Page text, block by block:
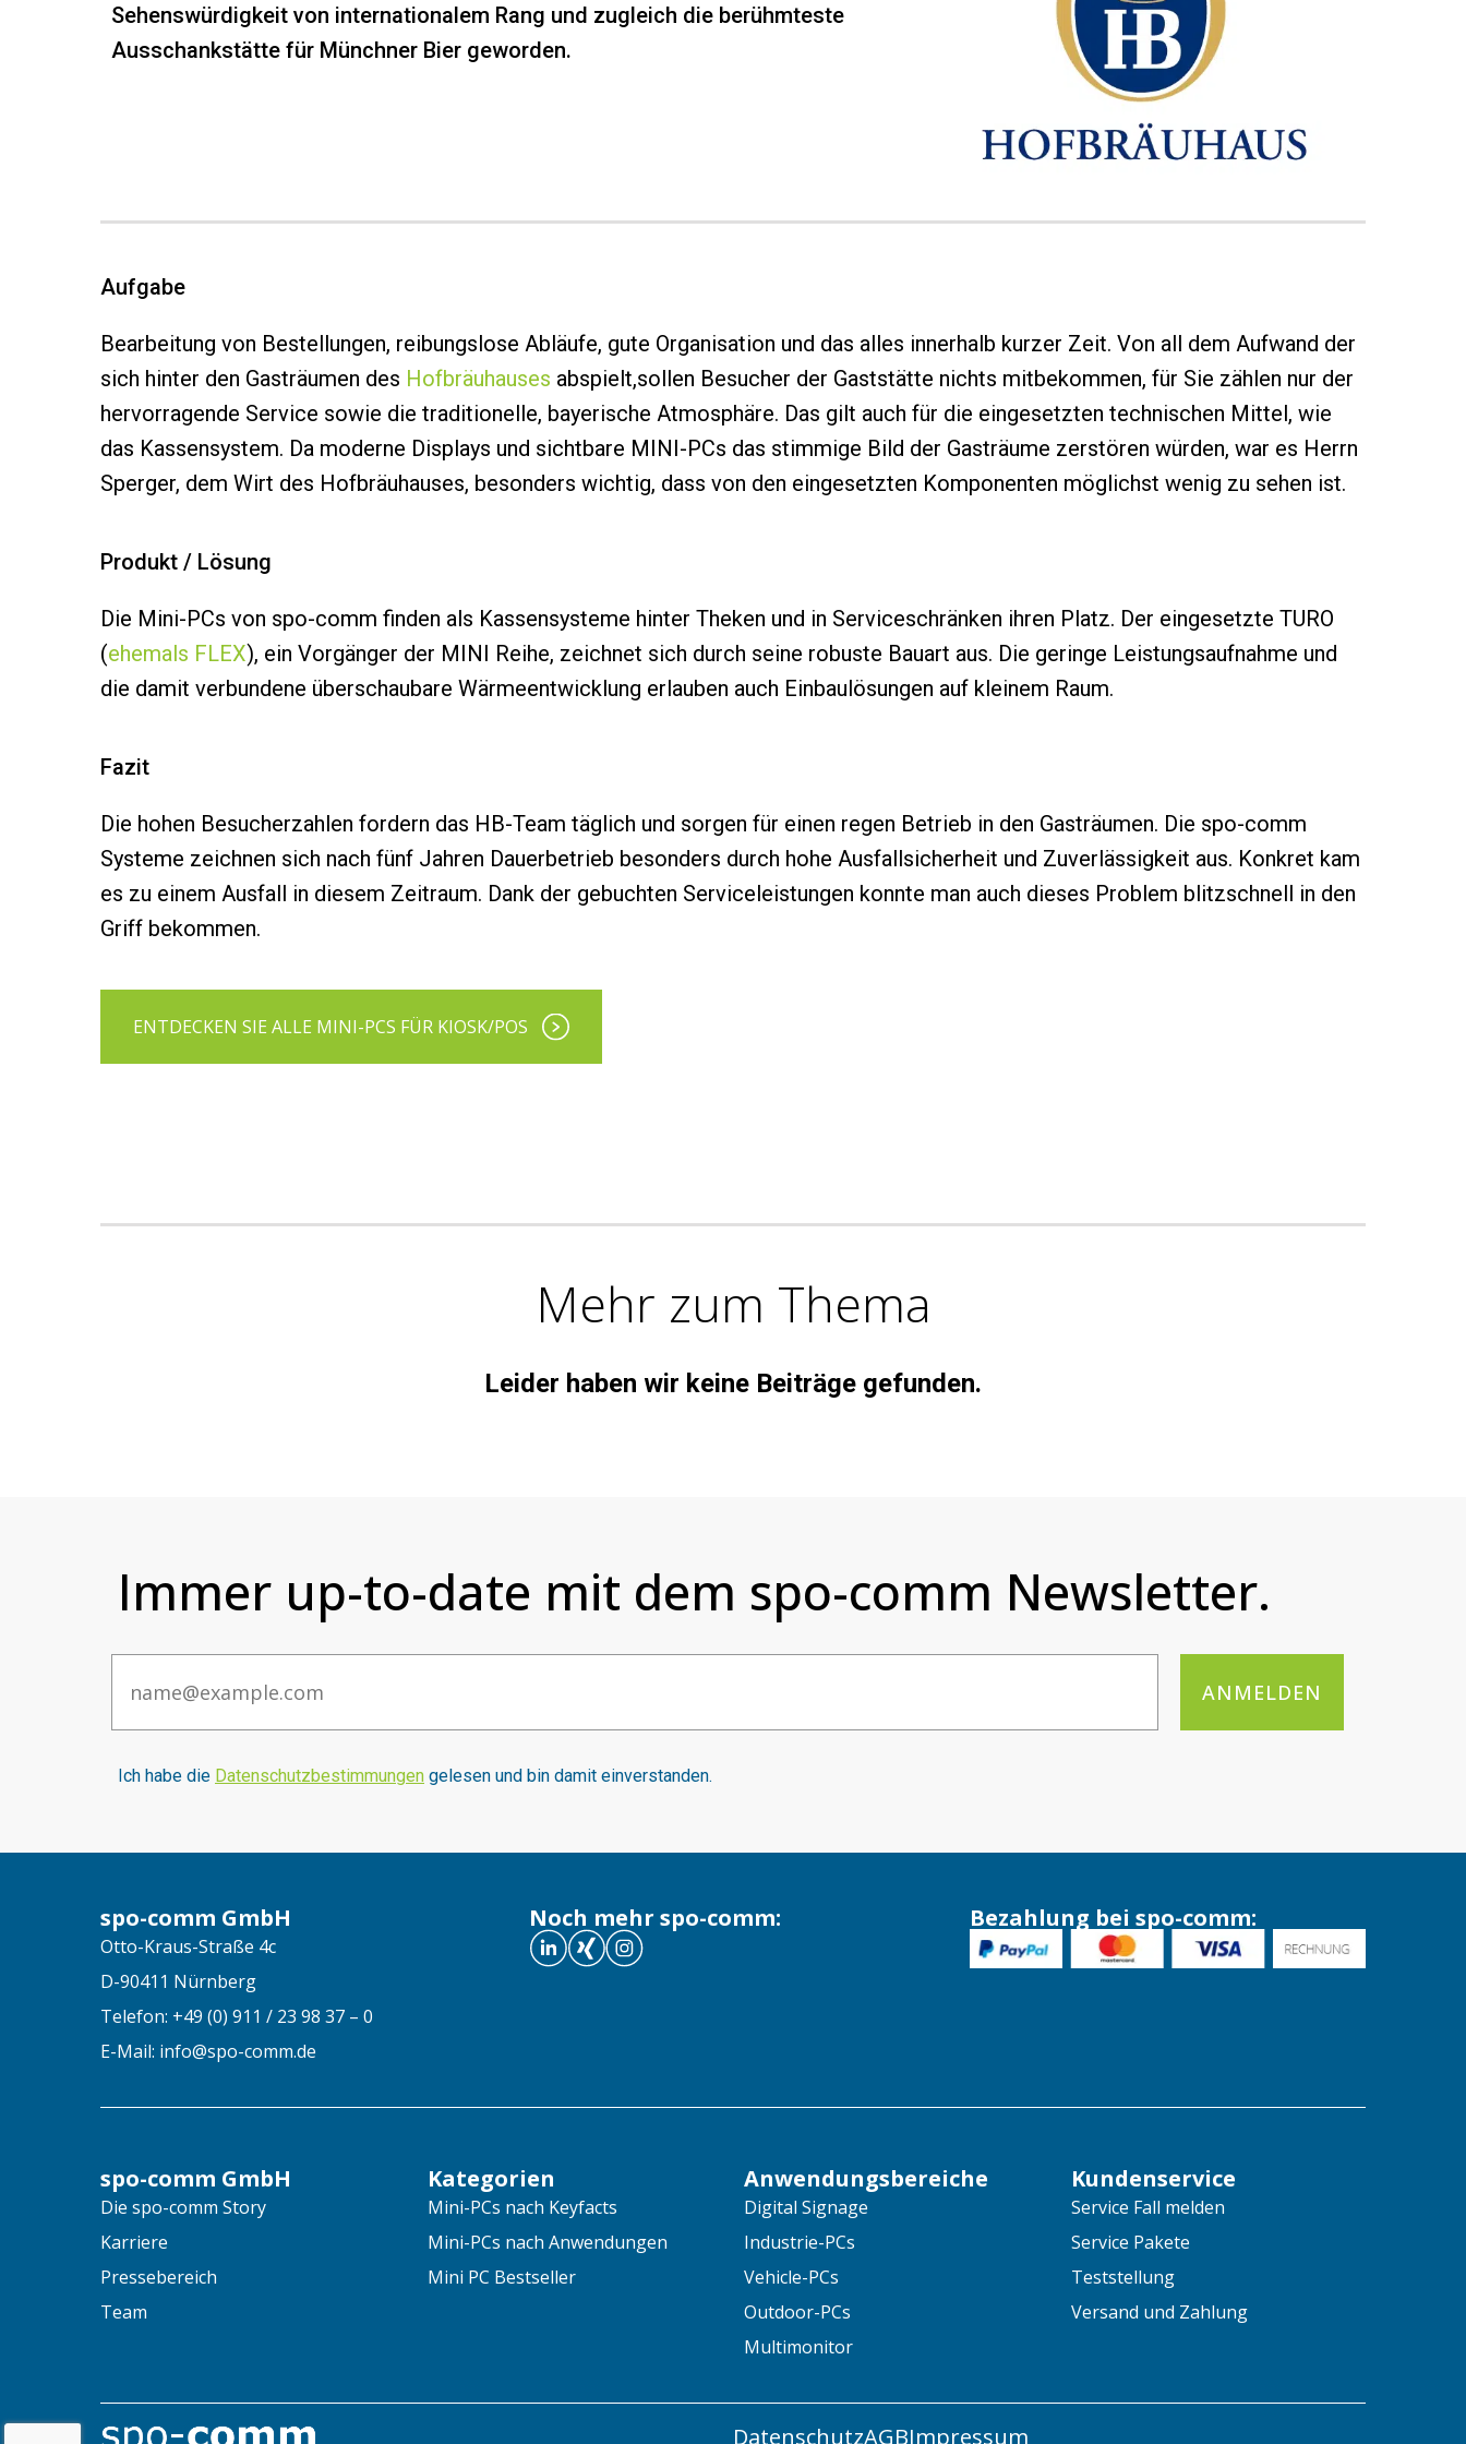
Sehenswürdigkeit von internationalem Rang und zugleich die berühmteste
Ausschankstätte für Münchner Bier geworden.
Aufgabe
Bearbeitung von Bestellungen, reibungslose Abläufe, gute Organisation und das alles innerhalb kurzer Zeit. Von all dem Aufwand der
sich hinter den Gasträumen des Hofbräuhauses abspielt,sollen Besucher der Gaststätte nichts mitbekommen, für Sie zählen nur der
hervorragende Service sowie die traditionelle, bayerische Atmosphäre. Das gilt auch für die eingesetzten technischen Mittel, wie
das Kassensystem. Da moderne Displays und sichtbare MINI-PCs das stimmige Bild der Gasträume zerstören würden, war es Herrn
Sperger, dem Wirt des Hofbräuhauses, besonders wichtig, dass von den eingesetzten Komponenten möglichst wenig zu sehen ist.
Produkt / Lösung
Die Mini-PCs von spo-comm finden als Kassensysteme hinter Theken und in Serviceschränken ihren Platz. Der eingesetzte TURO
(ehemals FLEX), ein Vorgänger der MINI Reihe, zeichnet sich durch seine robuste Bauart aus. Die geringe Leistungsaufnahme und
die damit verbundene überschaubare Wärmeentwicklung erlauben auch Einbaulösungen auf kleinem Raum.
Fazit
Die hohen Besucherzahlen fordern das HB-Team täglich und sorgen für einen regen Betrieb in den Gasträumen. Die spo-comm
Systeme zeichnen sich nach fünf Jahren Dauerbetrieb besonders durch hohe Ausfallsicherheit und Zuverlässigkeit aus. Konkret kam
es zu einem Ausfall in diesem Zeitraum. Dank der gebuchten Serviceleistungen konnte man auch dieses Problem blitzschnell in den
Griff bekommen.
ENTDECKEN SIE ALLE MINI-PCS FÜR KIOSK/POS
Mehr zum Thema
Leider haben wir keine Beiträge gefunden.
Immer up-to-date mit dem spo-comm Newsletter.
ANMELDEN
Ich habe die Datenschutzbestimmungen gelesen und bin damit einverstanden.
spo-comm GmbH
Otto-Kraus-Straße 4c
D-90411 Nürnberg
Telefon: +49 (0) 911 / 23 98 37 – 0
E-Mail: info@spo-comm.de
Noch mehr spo-comm: Bezahlung bei spo-comm:
spo-comm GmbH
Die spo-comm Story
Karriere
Pressebereich
Team
Kategorien
Mini-PCs nach Keyfacts
Mini-PCs nach Anwendungen
Mini PC Bestseller
Anwendungsbereiche
Digital Signage
Industrie-PCs
Vehicle-PCs
Outdoor-PCs
Multimonitor
Kundenservice
Service Fall melden
Service Pakete
Teststellung
Versand und Zahlung
DatenschutzAGBImpressum